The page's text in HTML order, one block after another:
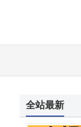
全站最新